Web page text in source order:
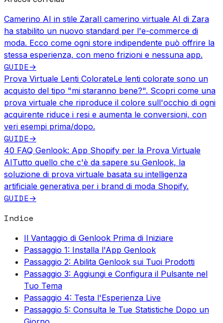
Camerino AI in stile ZaraIl camerino virtuale AI di Zara
ha stabilito un nuovo standard per l'e-commerce di
moda. Ecco come ogni store indipendente può offrire la
stessa esperienza, con meno frizioni e nessuna app.
GUIDE→
Prova Virtuale Lenti ColorateLe lenti colorate sono un
acquisto del tipo "mi staranno bene?". Scopri come una
prova virtuale che riproduce il colore sull'occhio di ogni
acquirente riduce i resi e aumenta le conversioni, con
veri esempi prima/dopo.
GUIDE→
40 FAQ Genlook: App Shopify per la Prova Virtuale
AITutto quello che c'è da sapere su Genlook, la
soluzione di prova virtuale basata su intelligenza
artificiale generativa per i brand di moda Shopify.
GUIDE→
Indice
Il Vantaggio di Genlook Prima di Iniziare
Passaggio 1: Installa l'App Genlook
Passaggio 2: Abilita Genlook sui Tuoi Prodotti
Passaggio 3: Aggiungi e Configura il Pulsante nel
Tuo Tema
Passaggio 4: Testa l'Esperienza Live
Passaggio 5: Consulta le Tue Statistiche Dopo un